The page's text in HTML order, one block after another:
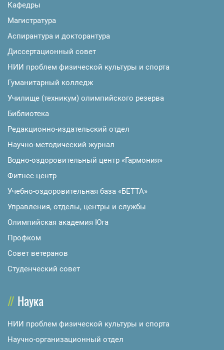
Кафедры
Магистратура
Аспирантура и докторантура
Диссертационный совет
НИИ проблем физической культуры и спорта
Гуманитарный колледж
Училище (техникум) олимпийского резерва
Библиотека
Редакционно-издательский отдел
Научно-методический журнал
Водно-оздоровительный центр «Гармония»
Фитнес центр
Учебно-оздоровительная база «БЕТТА»
Управления, отделы, центры и службы
Олимпийская академия Юга
Профком
Совет ветеранов
Студенческий совет
Наука
НИИ проблем физической культуры и спорта
Научно-организационный отдел